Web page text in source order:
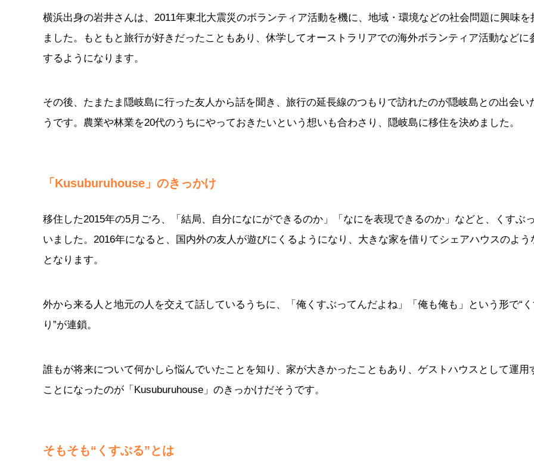
横浜出身の岩井さんは、2011年東北大震災のボランティア活動を機に、地域・環境などの社会問題に興味を
ました。もともと旅行が好きだったこともあり、休学してオーストラリアでの海外ボランティア活動などに
するようになります。
その後、たまたま隠岐島に行った友人から話を聞き、旅行の延長線のつもりで訪れたのが隠岐島との出会い
うです。農業や林業を20代のうちにやっておきたいという想いも合わさり、隠岐島に移住を決めました。
「Kusuburuhouse」のきっかけ
移住した2015年の5月ごろ、「結局、自分になにができるのか」「なにを表現できるのか」などと、くすぶ
いました。2016年になると、国内外の友人が遊びにくるようになり、大きな家を借りてシェアハウスのよう
となります。
外から来る人と地元の人を交えて話しているうちに、「俺くすぶってんだよね」「俺も俺も」という形で“
り”が連鎖。
誰もが将来について何かしら悩んでいたことを知り、家が大きかったこともあり、ゲストハウスとして運用
ことになったのが「Kusuburuhouse」のきっかけだそうです。
そもそも“くすぶる”とは